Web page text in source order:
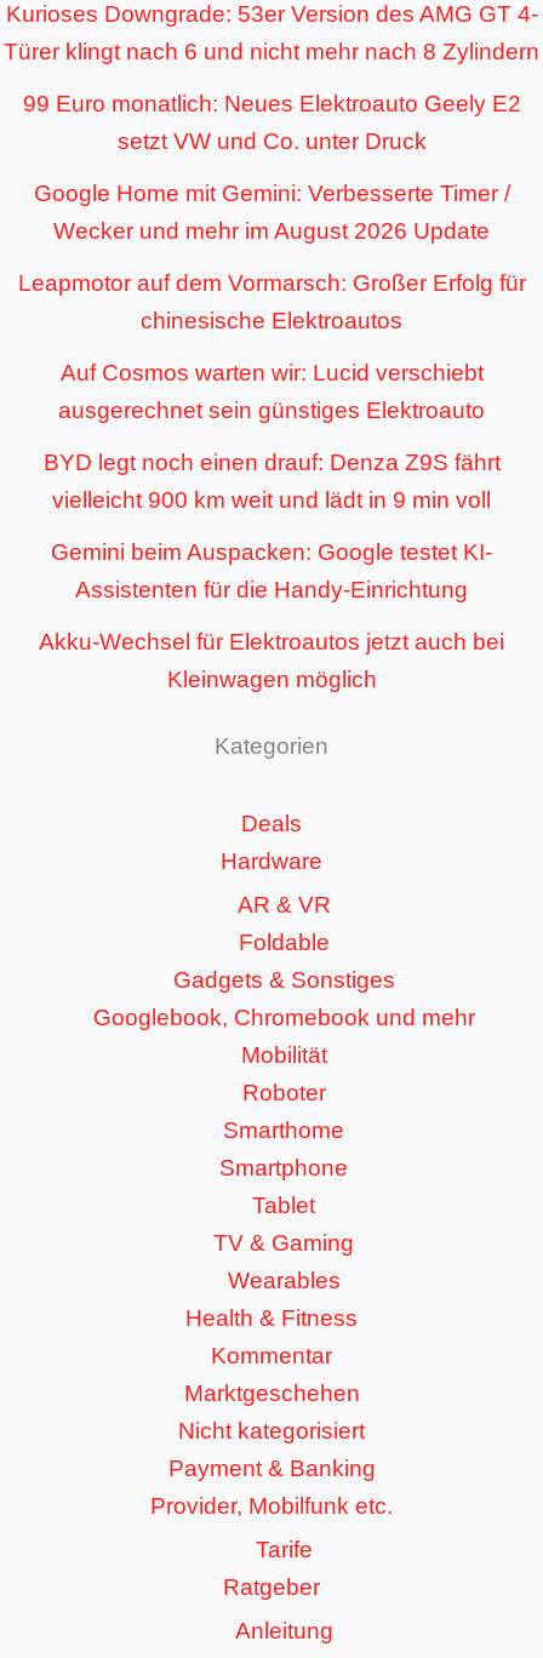
Kurioses Downgrade: 53er Version des AMG GT 4-
Türer klingt nach 6 und nicht mehr nach 8 Zylindern
99 Euro monatlich: Neues Elektroauto Geely E2
setzt VW und Co. unter Druck
Google Home mit Gemini: Verbesserte Timer /
Wecker und mehr im August 2026 Update
Leapmotor auf dem Vormarsch: Großer Erfolg für
chinesische Elektroautos
Auf Cosmos warten wir: Lucid verschiebt
ausgerechnet sein günstiges Elektroauto
BYD legt noch einen drauf: Denza Z9S fährt
vielleicht 900 km weit und lädt in 9 min voll
Gemini beim Auspacken: Google testet KI-
Assistenten für die Handy-Einrichtung
Akku-Wechsel für Elektroautos jetzt auch bei
Kleinwagen möglich
Kategorien
Deals
Hardware
AR & VR
Foldable
Gadgets & Sonstiges
Googlebook, Chromebook und mehr
Mobilität
Roboter
Smarthome
Smartphone
Tablet
TV & Gaming
Wearables
Health & Fitness
Kommentar
Marktgeschehen
Nicht kategorisiert
Payment & Banking
Provider, Mobilfunk etc.
Tarife
Ratgeber
Anleitung